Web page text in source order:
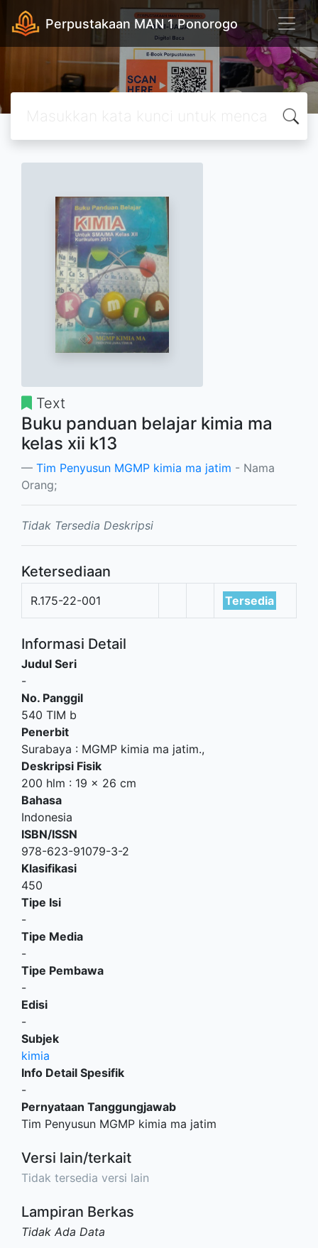
Perpustakaan MAN 1 Ponorogo
Text
Buku panduan belajar kimia ma
kelas xii k13
Tim Penyusun MGMP kimia ma jatim - Nama
Orang;
Tidak Tersedia Deskripsi
Ketersediaan
R.175-22-001 Tersedia
Informasi Detail
Judul Seri
-
No. Panggil
540 TIM b
Penerbit
Surabaya : MGMP kimia ma jatim.,
Deskripsi Fisik
200 hlm : 19 x 26 cm
Bahasa
Indonesia
ISBN/ISSN
978-623-91079-3-2
Klasifikasi
450
Tipe Isi
-
Tipe Media
-
Tipe Pembawa
-
Edisi
-
Subjek
kimia
Info Detail Spesifik
-
Pernyataan Tanggungjawab
Tim Penyusun MGMP kimia ma jatim
Versi lain/terkait
Tidak tersedia versi lain
Lampiran Berkas
Tidak Ada Data